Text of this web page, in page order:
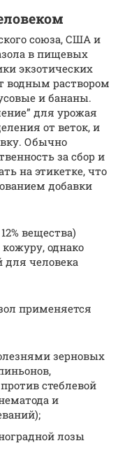
союза, США и
в пищевых
экзотических
водным раствором
и бананы.
для урожая
от веток, и
Обычно
за сбор и
на этикетке, что
добавки
вещества)
однако
для человека
применяется
зерновых
стеблевой
и
лозы